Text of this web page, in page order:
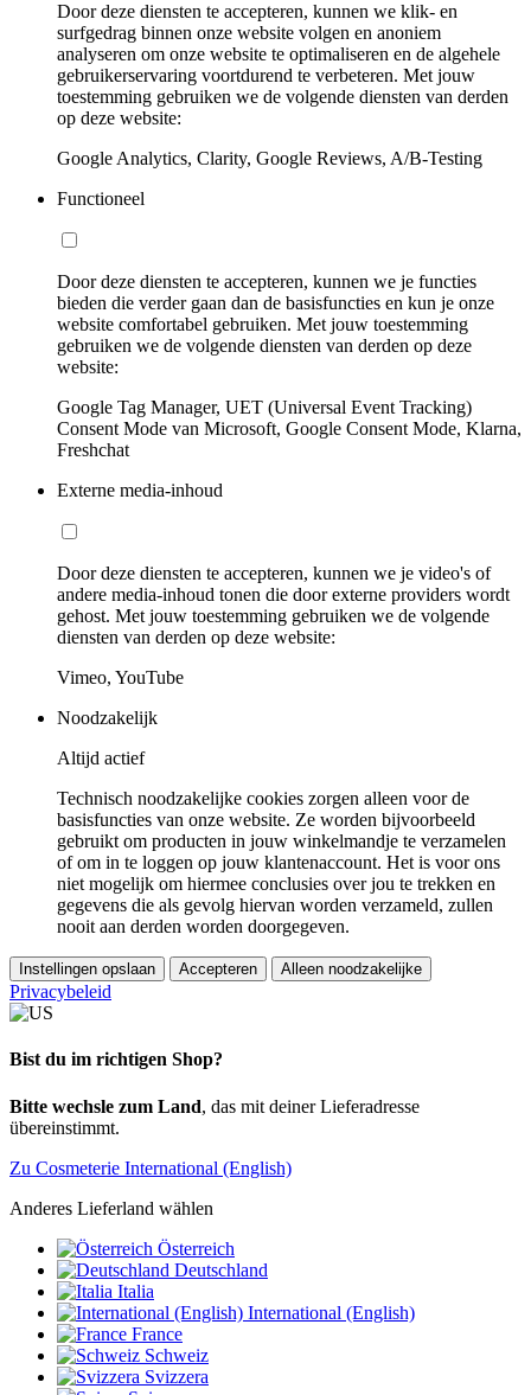
Door deze diensten te accepteren, kunnen we klik- en
surfgedrag binnen onze website volgen en anoniem
analyseren om onze website te optimaliseren en de algehele
gebruikerservaring voortdurend te verbeteren. Met jouw
toestemming gebruiken we de volgende diensten van derden
op deze website:
Google Analytics, Clarity, Google Reviews, A/B-Testing
Functioneel
Door deze diensten te accepteren, kunnen we je functies
bieden die verder gaan dan de basisfuncties en kun je onze
website comfortabel gebruiken. Met jouw toestemming
gebruiken we de volgende diensten van derden op deze
website:
Google Tag Manager, UET (Universal Event Tracking)
Consent Mode van Microsoft, Google Consent Mode, Klarna,
Freshchat
Externe media-inhoud
Door deze diensten te accepteren, kunnen we je video's of
andere media-inhoud tonen die door externe providers wordt
gehost. Met jouw toestemming gebruiken we de volgende
diensten van derden op deze website:
Vimeo, YouTube
Noodzakelijk
Altijd actief
Technisch noodzakelijke cookies zorgen alleen voor de
basisfuncties van onze website. Ze worden bijvoorbeeld
gebruikt om producten in jouw winkelmandje te verzamelen
of om in te loggen op jouw klantenaccount. Het is voor ons
niet mogelijk om hiermee conclusies over jou te trekken en
gegevens die als gevolg hiervan worden verzameld, zullen
nooit aan derden worden doorgegeven.
Instellingen opslaan Accepteren Alleen noodzakelijke
Privacybeleid
Bist du im richtigen Shop?
Bitte wechsle zum Land, das mit deiner Lieferadresse
übereinstimmt.
Zu Cosmeterie International (English)
Anderes Lieferland wählen
Österreich
Deutschland
Italia
International (English)
France
Schweiz
Svizzera